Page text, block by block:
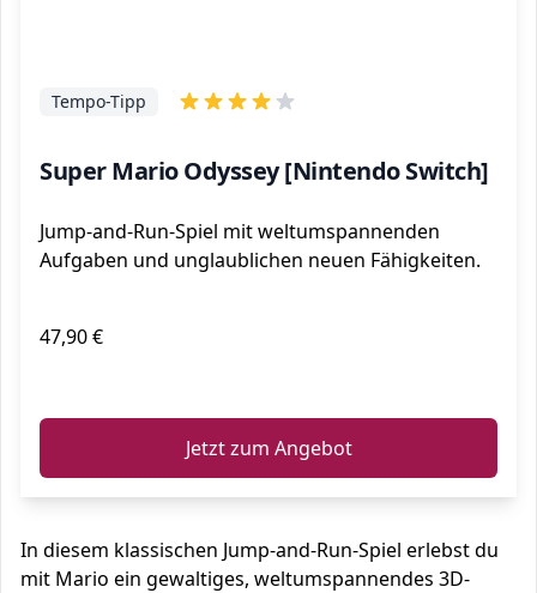
Super Mario Odyssey [Nintendo Switch]
Tempo-Tipp
Jump-and-Run-Spiel mit weltumspannenden
Aufgaben und unglaublichen neuen Fähigkeiten.
47,90 €
Jetzt zum Angebot
In diesem klassischen Jump-and-Run-Spiel erlebst du
mit Mario ein gewaltiges, weltumspannendes 3D-